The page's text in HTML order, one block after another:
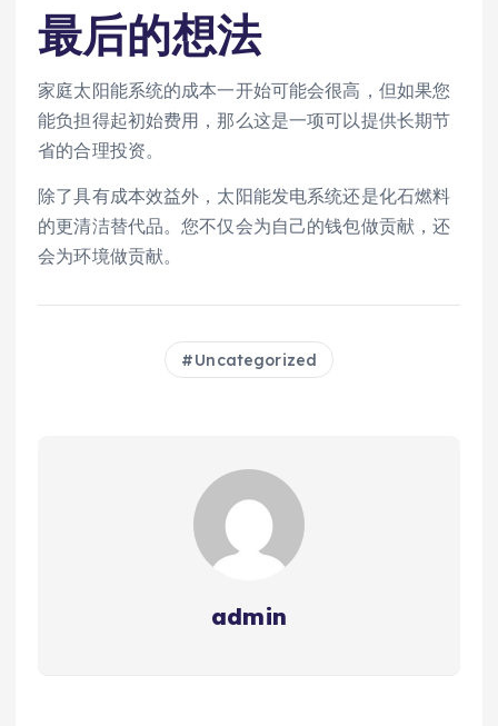
最后的想法
家庭太阳能系统的成本一开始可能会很高，但如果您
能负担得起初始费用，那么这是一项可以提供长期节
省的合理投资。
除了具有成本效益外，太阳能发电系统还是化石燃料
的更清洁替代品。您不仅会为自己的钱包做贡献，还
会为环境做贡献。
Uncategorized
admin